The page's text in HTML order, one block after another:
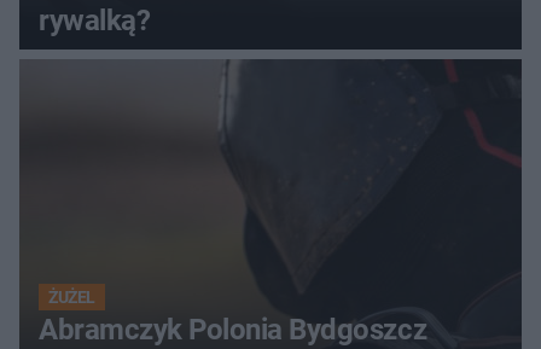
rywalką?
ŻUŻEL
Abramczyk Polonia Bydgoszcz